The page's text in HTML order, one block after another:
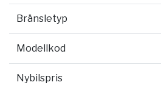
Bränsletyp
Modellkod
Nybilspris